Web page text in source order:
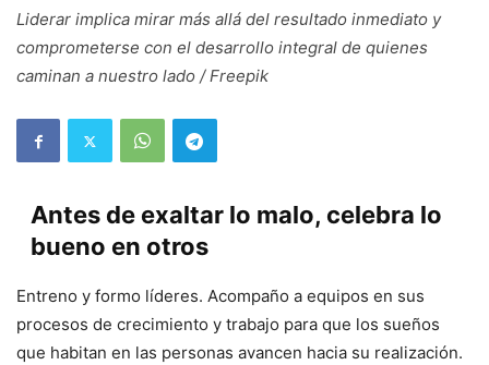
Liderar implica mirar más allá del resultado inmediato y
comprometerse con el desarrollo integral de quienes
caminan a nuestro lado / Freepik
Antes de exaltar lo malo, celebra lo
bueno en otros
Entreno y formo líderes. Acompaño a equipos en sus
procesos de crecimiento y trabajo para que los sueños
que habitan en las personas avancen hacia su realización.